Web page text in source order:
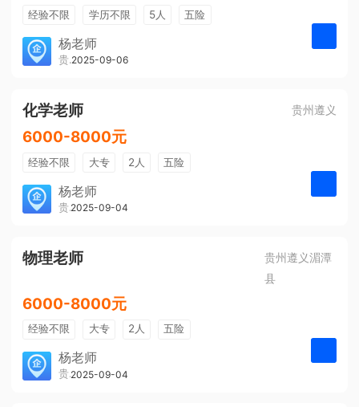
经验不限 学历不限 5人
五险
带薪年假
年终奖
免费培训
包住宿
杨老师
贵州大美前程文化发展有限公司
2025-09-06
化学老师 贵州遵义
6000-8000元
经验不限 大专 2人
五险
带薪年假
年终奖
免费培训
包住宿
杨老师
贵州大美前程文化发展有限公司
2025-09-04
物理老师
贵州遵义湄潭
县
6000-8000元
经验不限 大专 2人
五险
带薪年假
年终奖
免费培训
包住宿
杨老师
贵州大美前程文化发展有限公司
2025-09-04